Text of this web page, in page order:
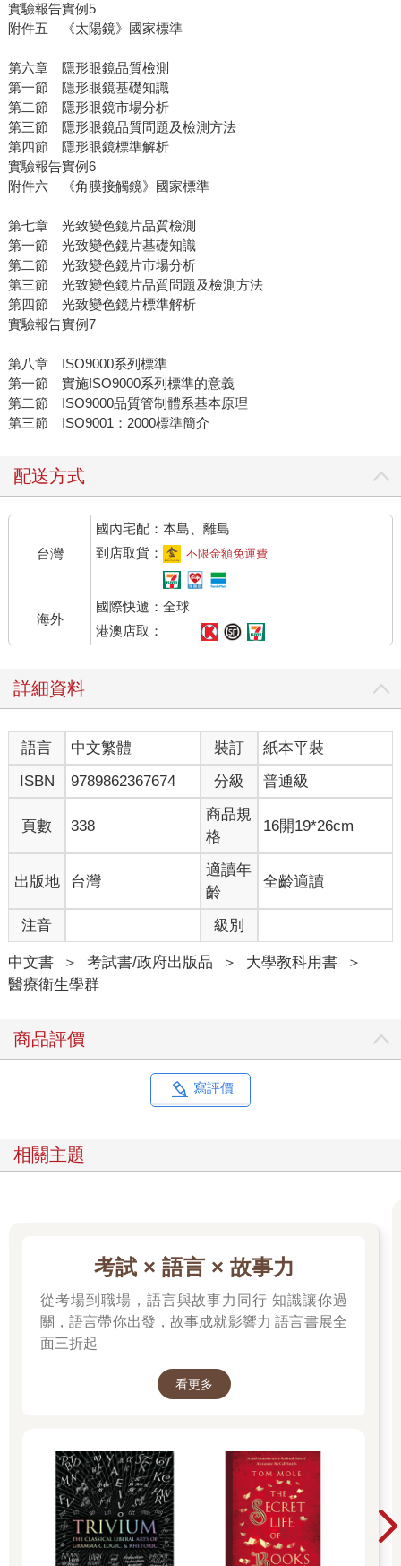
實驗報告實例5
附件五 《太陽鏡》國家標準
第六章 隱形眼鏡品質檢測
第一節 隱形眼鏡基礎知識
第二節 隱形眼鏡市場分析
第三節 隱形眼鏡品質問題及檢測方法
第四節 隱形眼鏡標準解析
實驗報告實例6
附件六 《角膜接觸鏡》國家標準
第七章 光致變色鏡片品質檢測
第一節 光致變色鏡片基礎知識
第二節 光致變色鏡片市場分析
第三節 光致變色鏡片品質問題及檢測方法
第四節 光致變色鏡片標準解析
實驗報告實例7
第八章 ISO9000系列標準
第一節 實施ISO9000系列標準的意義
第二節 ISO9000品質管制體系基本原理
第三節 ISO9001：2000標準簡介
配送方式
台灣
國內宅配：本島、離島
到店取貨：
不限金額免運費
海外
國際快遞：全球
港澳店取：
詳細資料
語言 中文繁體 裝訂
紙本平裝
ISBN
9789862367674 分級 普通級
頁數 338
商品規
格
16開19*26cm
出版地 台灣
適讀年
齡
全齡適讀
注音 級別
中文書 ＞ 考試書/政府出版品 ＞ 大學教科用書
＞
醫療衛生學群
商品評價
寫評價
相關主題
考試 × 語言 × 故事力
從考場到職場，語言與故事力同行 知識讓你過
關，語言帶你出發，故事成就影響力 語言書展全
面三折起
看更多